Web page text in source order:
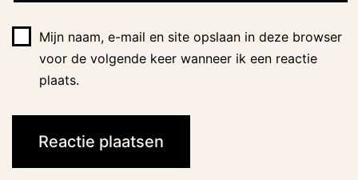
Mijn naam, e-mail en site opslaan in deze browser
voor de volgende keer wanneer ik een reactie
plaats.